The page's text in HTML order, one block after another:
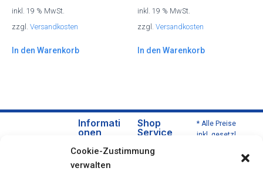
Cookie-Zustimmung
verwalten
inkl. 19 % MwSt.
zzgl. Versandkosten
In den Warenkorb
inkl. 19 % MwSt.
zzgl. Versandkosten
In den Warenkorb
Informati
onen
uns
Daten
Shop
Service
* Alle Preise
inkl. gesetzl.